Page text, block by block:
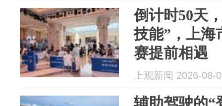
倒计时50天
技能”，上海
赛提前相遇
上观新闻 2026-08-